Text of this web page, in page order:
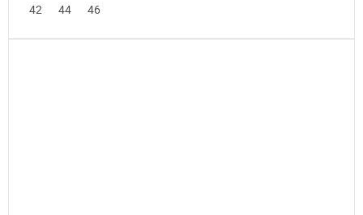
42 44 46